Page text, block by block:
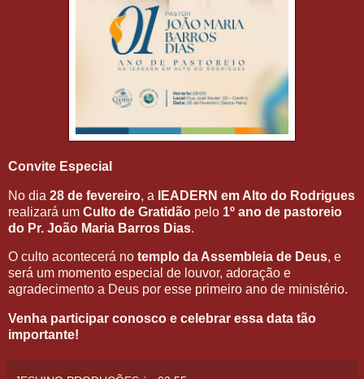
Convite Especial
No dia 28 de fevereiro, a
IEADERN em Alto do Rodrigues
realizará um Culto de Gratidão pelo 1º ano de pastoreio
do Pr. João Maria Barros Dias.
O culto acontecerá no templo da Assembleia de Deus, e
será um momento especial de louvor, adoração e
agradecimento a Deus por esse primeiro ano de ministério.
Venha participar conosco e celebrar essa data tão
importante!